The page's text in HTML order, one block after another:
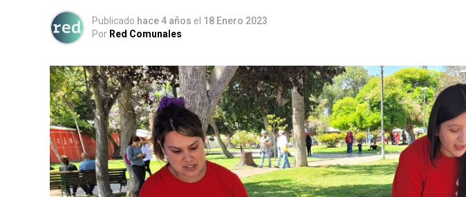
Publicado hace 4 años el 18 Enero 2023
Por Red Comunales